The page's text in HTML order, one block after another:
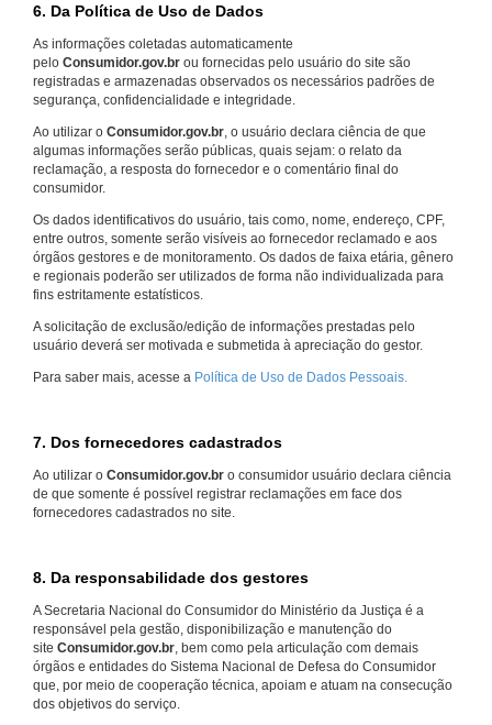
6. Da Política de Uso de Dados
As informações coletadas automaticamente
pelo Consumidor.gov.br ou fornecidas pelo usuário do site são
registradas e armazenadas observados os necessários padrões de
segurança, confidencialidade e integridade.
Ao utilizar o Consumidor.gov.br , o usuário declara ciência de que
algumas informações serão públicas, quais sejam: o relato da
reclamação, a resposta do fornecedor e o comentário final do
consumidor.
Os dados identificativos do usuário, tais como, nome, endereço, CPF,
entre outros, somente serão visíveis ao fornecedor reclamado e aos
órgãos gestores e de monitoramento. Os dados de faixa etária, gênero
e regionais poderão ser utilizados de forma não individualizada para
fins estritamente estatísticos.
A solicitação de exclusão/edição de informações prestadas pelo
usuário deverá ser motivada e submetida à apreciação do gestor.
Para saber mais, acesse a Política de Uso de Dados Pessoais.
7. Dos fornecedores cadastrados
Ao utilizar o Consumidor.gov.br o consumidor usuário declara ciência
de que somente é possível registrar reclamações em face dos
fornecedores cadastrados no site.
8. Da responsabilidade dos gestores
A Secretaria Nacional do Consumidor do Ministério da Justiça é a
responsável pela gestão, disponibilização e manutenção do
site Consumidor.gov.br, bem como pela articulação com demais
órgãos e entidades do Sistema Nacional de Defesa do Consumidor
que, por meio de cooperação técnica, apoiam e atuam na consecução
dos objetivos do serviço.